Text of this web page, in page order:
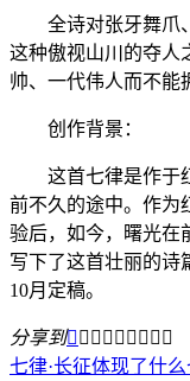
全诗对张牙舞爪、
这种傲视山川的夺人
帅、一代伟人而不能
创作背景：
这首七律是作于红
前不久的途中。作为
验后，如今，曙光在
写下了这首壮丽的诗
10月定稿。
分享到        
七律·长征体现了什么